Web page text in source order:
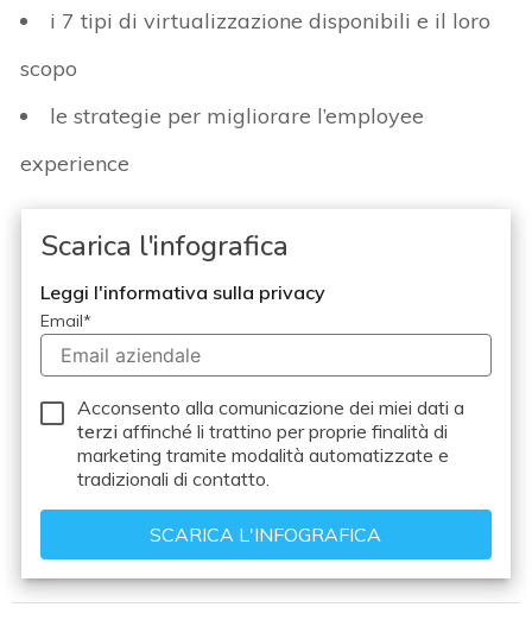
i 7 tipi di virtualizzazione disponibili e il loro
scopo
le strategie per migliorare l’employee
experience
Scarica l'infografica
Leggi l'informativa sulla privacy
Email*
Acconsento alla comunicazione dei miei dati a
terzi affinché li trattino per proprie finalità di
marketing tramite modalità automatizzate e
tradizionali di contatto.